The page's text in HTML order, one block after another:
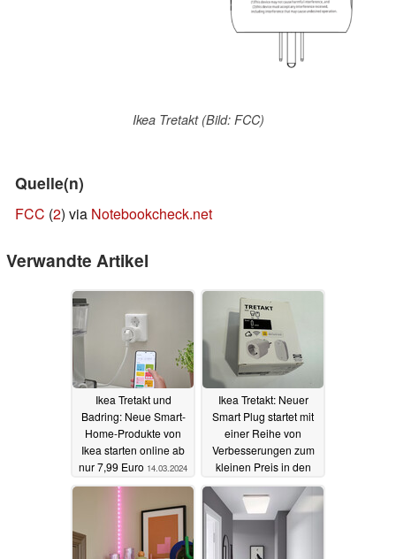
Ikea Tretakt (Bild: FCC)
Quelle(n)
FCC (2) via Notebookcheck.net
Verwandte Artikel
Ikea Tretakt und
Badring: Neue Smart-
Home-Produkte von
Ikea starten online ab
nur 7,99 Euro 14.03.2024
Ikea Tretakt: Neuer
Smart Plug startet mit
einer Reihe von
Verbesserungen zum
kleinen Preis in den
Verkauf04.03.2024